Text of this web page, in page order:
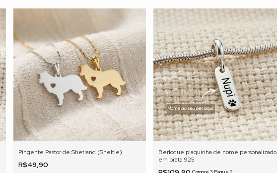
Pingente Pastor de Shetland (Sheltie)
R$49,90
Berloque plaquinha de nome personalizado
em prata 925